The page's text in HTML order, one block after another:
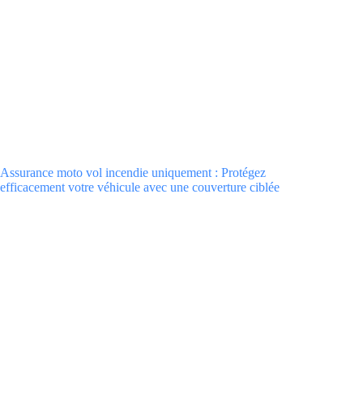
Assurance moto vol incendie uniquement : Protégez
efficacement votre véhicule avec une couverture ciblée